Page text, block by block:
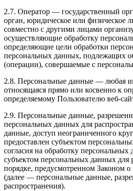
2.7. Оператор — государственный
орган, юридическое или физическое
совместно с другими лицами
осуществляющие обработку
определяющие цели обработки
персональных данных, подлежащих
(операции), совершаемые с
2.8. Персональные данные — любая
относящаяся прямо или косвенно к
определяемому Пользователю веб-
2.9. Персональные данные,
персональных данных для
данные, доступ неограниченного
предоставлен субъектом
согласия на обработку
субъектом персональных данных для
порядке, предусмотренном Законом
(далее — персональные данные,
распространения).